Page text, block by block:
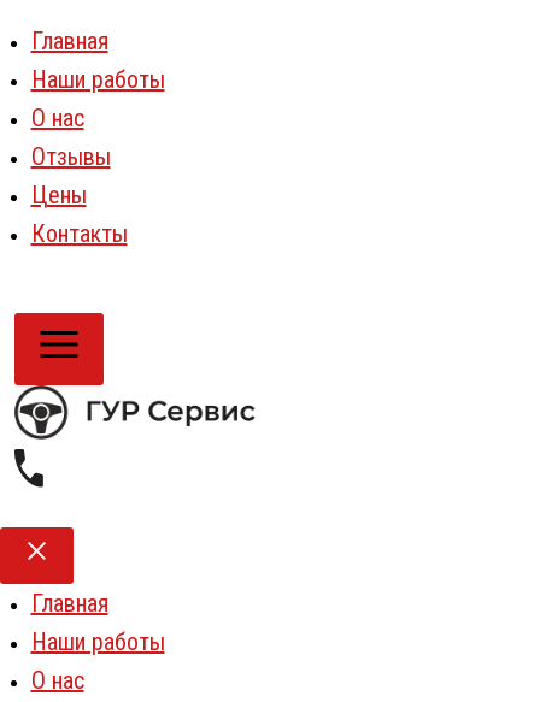
Главная
Наши работы
О нас
Отзывы
Цены
Контакты
Главная
Наши работы
О нас